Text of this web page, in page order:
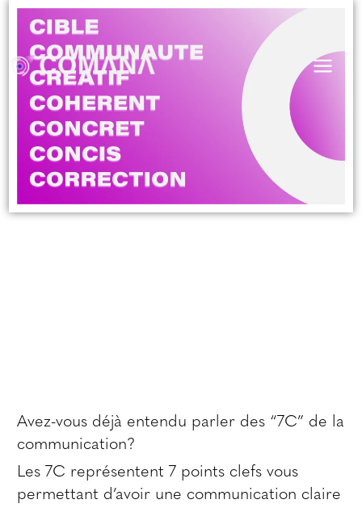
Avez-vous déjà entendu parler des “7C” de la
communication?
Les 7C représentent 7 points clefs vous
permettant d’avoir une communication claire